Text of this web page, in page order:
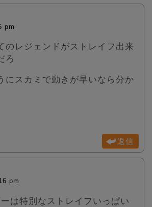
pm
のレジェンドがストレイフ出来
ろ
にスカミで動きが早いなら分か
返信
pm
は特別なストレイフいっぱい